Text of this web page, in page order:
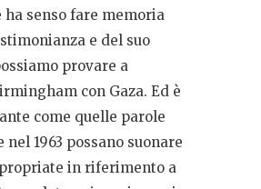
ha senso fare memoria
e del suo
provare a
con Gaza. Ed è
come quelle parole
1963 possano suonare
in riferimento a